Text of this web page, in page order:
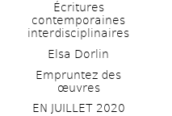
Écritures
contemporaines
interdisciplinaires
Elsa Dorlin
Empruntez des
œuvres
EN JUILLET 2020